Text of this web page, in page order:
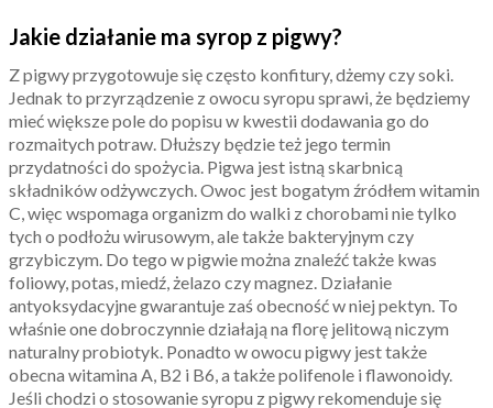
Jakie działanie ma syrop z pigwy?
Z pigwy przygotowuje się często konfitury, dżemy czy soki.
Jednak to przyrządzenie z owocu syropu sprawi, że będziemy
mieć większe pole do popisu w kwestii dodawania go do
rozmaitych potraw. Dłuższy będzie też jego termin
przydatności do spożycia. Pigwa jest istną skarbnicą
składników odżywczych. Owoc jest bogatym źródłem witamin
C, więc wspomaga organizm do walki z chorobami nie tylko
tych o podłożu wirusowym, ale także bakteryjnym czy
grzybiczym. Do tego w pigwie można znaleźć także kwas
foliowy, potas, miedź, żelazo czy magnez. Działanie
antyoksydacyjne gwarantuje zaś obecność w niej pektyn. To
właśnie one dobroczynnie działają na florę jelitową niczym
naturalny probiotyk. Ponadto w owocu pigwy jest także
obecna witamina A, B2 i B6, a także polifenole i flawonoidy.
Jeśli chodzi o stosowanie syropu z pigwy rekomenduje się